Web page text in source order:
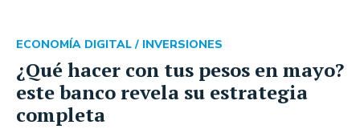
¿Qué hacer con tus pesos en mayo?
este banco revela su estrategia
completa
ECONOMÍA DIGITAL / INVERSIONES